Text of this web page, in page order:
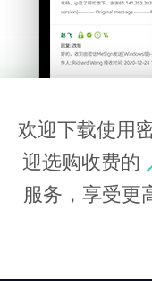
欢迎下载使用
迎选购收费的
服务，享受更